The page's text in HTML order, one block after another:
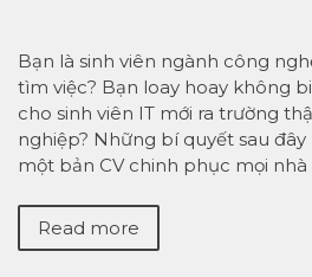
Bạn là sinh viên ngành công
tìm việc? Bạn loay hoay không
cho sinh viên IT mới ra trường
nghiệp? Những bí quyết sau
một bản CV chinh phục mọi
Read more